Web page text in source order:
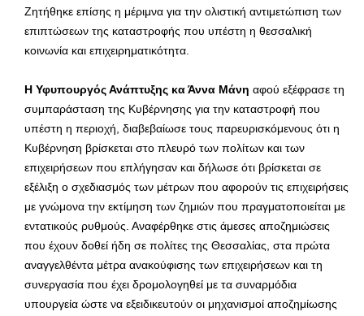
Ζητήθηκε επίσης η μέριμνα για την ολιστική αντιμετώπιση των
επιπτώσεων της καταστροφής που υπέστη η θεσσαλική
κοινωνία και επιχειρηματικότητα.
Η Υφυπουργός Ανάπτυξης κα Άννα Μάνη αφού εξέφρασε τη
συμπαράσταση της Κυβέρνησης για την καταστροφή που
υπέστη η περιοχή, διαβεβαίωσε τους παρευρισκόμενους ότι η
Κυβέρνηση βρίσκεται στο πλευρό των πολίτων και των
επιχειρήσεων που επλήγησαν και δήλωσε ότι βρίσκεται σε
εξέλιξη ο σχεδιασμός των μέτρων που αφορούν τις επιχειρήσεις
με γνώμονα την εκτίμηση των ζημιών που πραγματοποιείται με
εντατικούς ρυθμούς. Αναφέρθηκε στις άμεσες αποζημιώσεις
που έχουν δοθεί ήδη σε πολίτες της Θεσσαλίας, στα πρώτα
αναγγελθέντα μέτρα ανακούφισης των επιχειρήσεων και τη
συνεργασία που έχει δρομολογηθεί με τα συναρμόδια
υπουργεία ώστε να εξειδικευτούν οι μηχανισμοί αποζημίωσης